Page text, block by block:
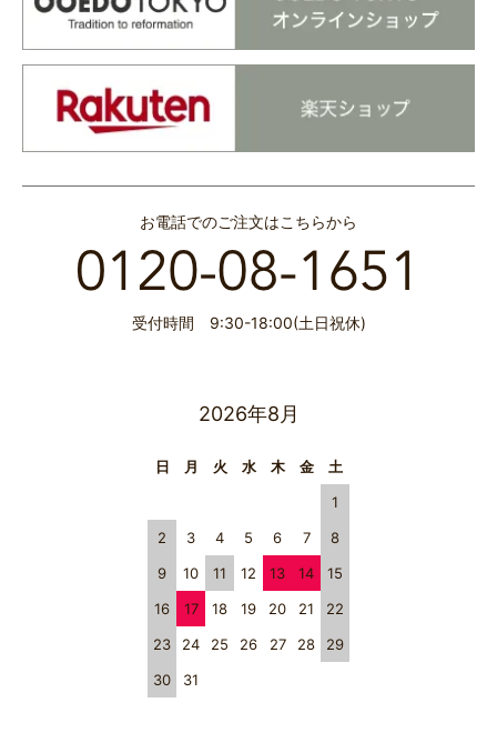
お電話でのご注文はこちらから
受付時間 9:30-18:00(土日祝休)
2026年8月
日 月 火 水 木 金
土
1
2
3 4 5 6 7
8
9
10 11 12 13 14
15
16
17 18 19 20 21
22
23
24 25 26 27 28
29
30
31